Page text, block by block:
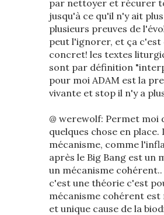
par nettoyer et récurer
jusqu'à ce qu'il n'y ait
plusieurs preuves de
peut l'ignorer, et ça c'est
concret! les textes
sont par définition
pour moi ADAM est la
vivante et stop il n'y a
@ werewolf: Permet
quelques chose en
mécanisme, comme
après le Big Bang est un
un mécanisme
c'est une théorie c'est
mécanisme cohérent est
et unique cause de la